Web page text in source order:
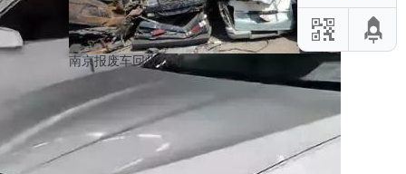
南京报废车回收公司